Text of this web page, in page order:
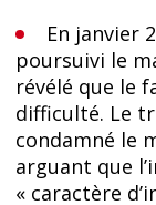
En janvier
poursuivi le
révélé que le
difficulté. Le
condamné le
arguant que
« caractère